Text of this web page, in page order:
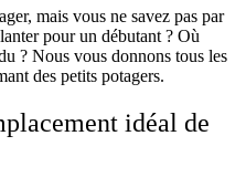
mais vous ne savez pas par
pour un débutant ? Où
? Nous vous donnons tous les
des petits potagers.
idéal de